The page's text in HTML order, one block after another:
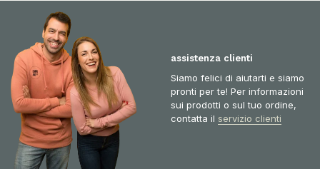
assistenza clienti
Siamo felici di aiutarti e siamo
pronti per te! Per informazioni
sui prodotti o sul tuo ordine,
contatta il servizio clienti